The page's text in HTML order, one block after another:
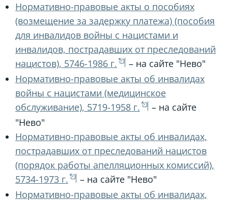
Нормативно-правовые акты о пособиях
(возмещение за задержку платежа) (пособия
для инвалидов войны с нацистами и
инвалидов, пострадавших от преследований
нацистов), 5746-1986 г.
– на сайте "Нево"
Нормативно-правовые акты об инвалидах
войны с нацистами (медицинское
обслуживание), 5719-1958 г.
– на сайте
"Нево"
Нормативно-правовые акты об инвалидах,
пострадавших от преследований нацистов
(порядок работы апелляционных комиссий),
5734-1973 г.
– на сайте "Нево"
Нормативно-правовые акты об инвалидах,